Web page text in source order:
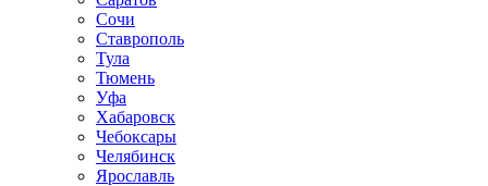
Сочи
Ставрополь
Тула
Тюмень
Уфа
Хабаровск
Чебоксары
Челябинск
Ярославль